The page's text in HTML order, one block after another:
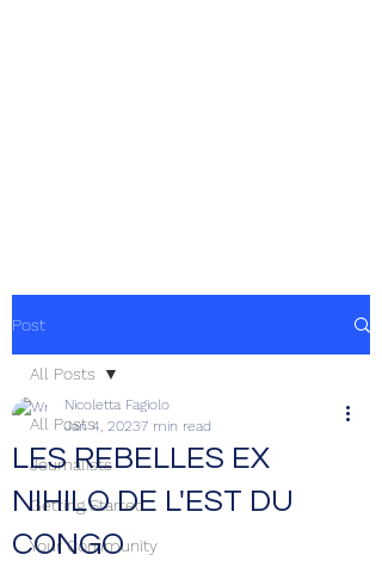
Post
All Posts
Journalists
Getting Started
Your Community
All Posts
LES REBELLES EX
NIHILO DE L'EST DU
CONGO
Nicoletta Fagiolo
Jan 4, 20237 min read